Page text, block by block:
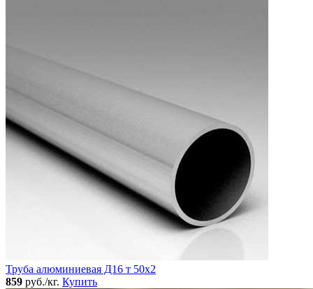
Труба алюминиевая Д16 т 50х2
859 руб./кг. Купить